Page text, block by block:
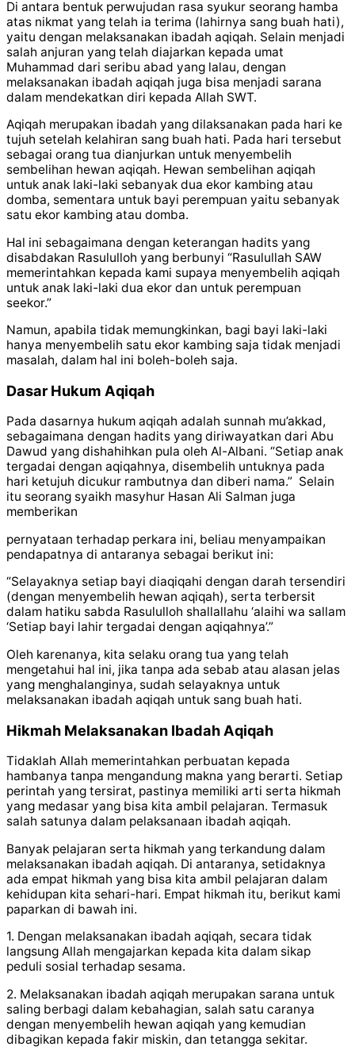
Di antara bentuk perwujudan rasa syukur seorang hamba
atas nikmat yang telah ia terima (lahirnya sang buah hati),
yaitu dengan melaksanakan ibadah aqiqah. Selain menjadi
salah anjuran yang telah diajarkan kepada umat
Muhammad dari seribu abad yang lalau, dengan
melaksanakan ibadah aqiqah juga bisa menjadi sarana
dalam mendekatkan diri kepada Allah SWT.
Aqiqah merupakan ibadah yang dilaksanakan pada hari ke
tujuh setelah kelahiran sang buah hati. Pada hari tersebut
sebagai orang tua dianjurkan untuk menyembelih
sembelihan hewan aqiqah. Hewan sembelihan aqiqah
untuk anak laki-laki sebanyak dua ekor kambing atau
domba, sementara untuk bayi perempuan yaitu sebanyak
satu ekor kambing atau domba.
Hal ini sebagaimana dengan keterangan hadits yang
disabdakan Rasululloh yang berbunyi “Rasulullah SAW
memerintahkan kepada kami supaya menyembelih aqiqah
untuk anak laki-laki dua ekor dan untuk perempuan
seekor.”
Namun, apabila tidak memungkinkan, bagi bayi laki-laki
hanya menyembelih satu ekor kambing saja tidak menjadi
masalah, dalam hal ini boleh-boleh saja.
Dasar Hukum Aqiqah
Pada dasarnya hukum aqiqah adalah sunnah mu’akkad,
sebagaimana dengan hadits yang diriwayatkan dari Abu
Dawud yang dishahihkan pula oleh Al-Albani. “Setiap anak
tergadai dengan aqiqahnya, disembelih untuknya pada
hari ketujuh dicukur rambutnya dan diberi nama.” Selain
itu seorang syaikh masyhur Hasan Ali Salman juga
memberikan
pernyataan terhadap perkara ini, beliau menyampaikan
pendapatnya di antaranya sebagai berikut ini:
“Selayaknya setiap bayi diaqiqahi dengan darah tersendiri
(dengan menyembelih hewan aqiqah), serta terbersit
dalam hatiku sabda Rasululloh shallallahu ‘alaihi wa sallam
‘Setiap bayi lahir tergadai dengan aqiqahnya’.”
Oleh karenanya, kita selaku orang tua yang telah
mengetahui hal ini, jika tanpa ada sebab atau alasan jelas
yang menghalanginya, sudah selayaknya untuk
melaksanakan ibadah aqiqah untuk sang buah hati.
Hikmah Melaksanakan Ibadah Aqiqah
Tidaklah Allah memerintahkan perbuatan kepada
hambanya tanpa mengandung makna yang berarti. Setiap
perintah yang tersirat, pastinya memiliki arti serta hikmah
yang medasar yang bisa kita ambil pelajaran. Termasuk
salah satunya dalam pelaksanaan ibadah aqiqah.
Banyak pelajaran serta hikmah yang terkandung dalam
melaksanakan ibadah aqiqah. Di antaranya, setidaknya
ada empat hikmah yang bisa kita ambil pelajaran dalam
kehidupan kita sehari-hari. Empat hikmah itu, berikut kami
paparkan di bawah ini.
1. Dengan melaksanakan ibadah aqiqah, secara tidak
langsung Allah mengajarkan kepada kita dalam sikap
peduli sosial terhadap sesama.
2. Melaksanakan ibadah aqiqah merupakan sarana untuk
saling berbagi dalam kebahagian, salah satu caranya
dengan menyembelih hewan aqiqah yang kemudian
dibagikan kepada fakir miskin, dan tetangga sekitar.